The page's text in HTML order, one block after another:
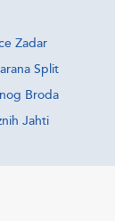
Zadar
Split
Broda
Jahti